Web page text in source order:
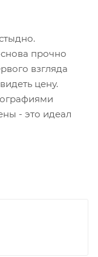
прочно
взгляда
цену.
- это идеал